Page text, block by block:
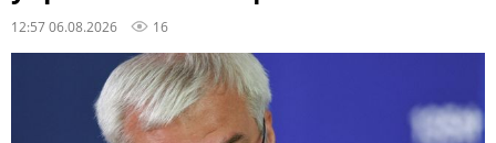
12:57 06.08.2026 16